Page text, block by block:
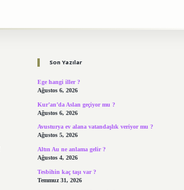
Son Yazılar
Ege hangi iller ?
Ağustos 6, 2026
Kur’an’da Aslan geçiyor mu ?
Ağustos 6, 2026
Avusturya ev alana vatandaşlık veriyor mu ?
Ağustos 5, 2026
Altın Au ne anlama gelir ?
Ağustos 4, 2026
Tesbihin kaç taşı var ?
Temmuz 31, 2026